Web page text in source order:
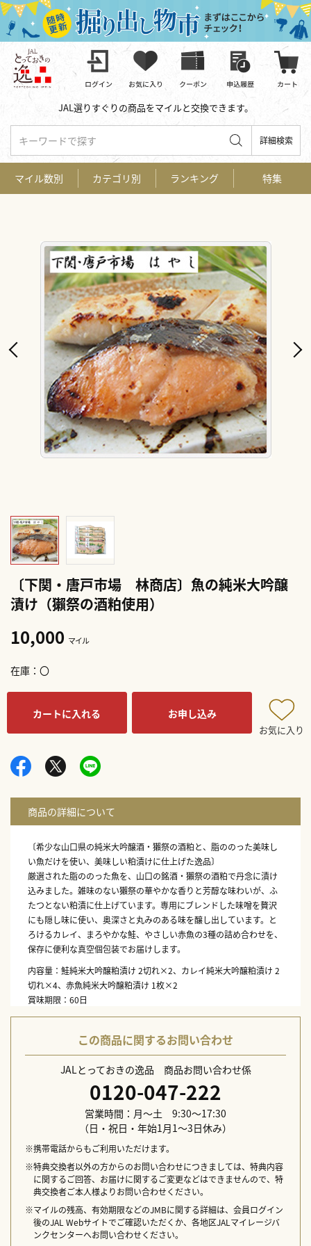
JAL選りすぐりの商品をマイルと交換できます。
キーワードで探す 詳細検索
〔下関・唐戸市場 林商店〕魚の純米大吟醸
漬け（獺祭の酒粕使用）
10,000 マイル
在庫 〇
カートに入れる お申し込み
お気に入り
〔希少な山口県の純米大吟醸酒・獺祭の酒粕と、脂ののった美味し
い魚だけを使い、美味しい粕漬けに仕上げた逸品〕
厳選された脂ののった魚を、山口の銘酒・獺祭の酒粕で丹念に漬け
込みました。雑味のない獺祭の華やかな香りと芳醇な味わいが、ふ
たつとない粕漬に仕上げています。専用にブレンドした味噌を贅沢
にも隠し味に使い、奥深さと丸みのある味を醸し出しています。と
ろけるカレイ、まろやかな鮭、やさしい赤魚の3種の詰め合わせを、
保存に便利な真空個包装でお届けします。
内容量：鮭純米大吟醸粕漬け 2切れ×2、カレイ純米大吟醸粕漬け 2
切れ×4、赤魚純米大吟醸粕漬け 1枚×2
賞味期限：60日
保存方法：冷凍
この商品に関するお問い合わせ
JALとっておきの逸品 商品お問い合わせ係
0120-047-222
営業時間：月～土 9:30～17:30
（日・祝日・年始1月1～3日休み）
※携帯電話からもご利用いただけます。
※特典交換者以外の方からのお問い合わせにつきましては、特典内容
に関するご回答、お届けに関するご変更などはできませんので、特
典交換者ご本人様よりお問い合わせください。
※マイルの残高、有効期限などのJMBに関する詳細は、会員ログイン
後のJAL Webサイトでご確認いただくか、各地区JALマイレージバ
ンクセンターへお問い合わせください。
マイル数別 カテゴリ別 ランキング 特集